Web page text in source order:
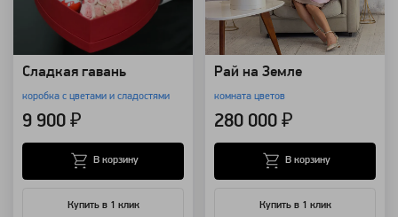
Сладкая гавань
коробка с цветами и сладостями
9 900 ₽
Купить в 1 клик
В корзину
Рай на Земле
комната цветов
280 000 ₽
Купить в 1 клик
В корзину